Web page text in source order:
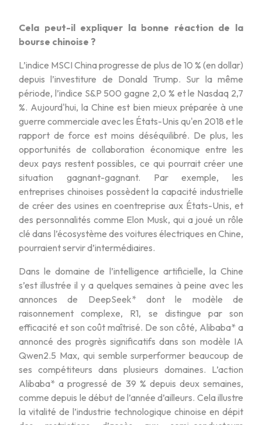
Cela peut-il expliquer la bonne réaction de la
bourse chinoise ?
L’indice MSCI China progresse de plus de 10 % (en dollar)
depuis l’investiture de Donald Trump. Sur la même
période, l’indice S&P 500 gagne 2,0 % et le Nasdaq 2,7
%. Aujourd'hui, la Chine est bien mieux préparée à une
guerre commerciale avec les États-Unis qu'en 2018 et le
rapport de force est moins déséquilibré. De plus, les
opportunités de collaboration économique entre les
deux pays restent possibles, ce qui pourrait créer une
situation gagnant-gagnant. Par exemple, les
entreprises chinoises possèdent la capacité industrielle
de créer des usines en coentreprise aux États-Unis, et
des personnalités comme Elon Musk, qui a joué un rôle
clé dans l’écosystème des voitures électriques en Chine,
pourraient servir d’intermédiaires.
Dans le domaine de l’intelligence artificielle, la Chine
s’est illustrée il y a quelques semaines à peine avec les
annonces de DeepSeek* dont le modèle de
raisonnement complexe, R1, se distingue par son
efficacité et son coût maîtrisé. De son côté, Alibaba* a
annoncé des progrès significatifs dans son modèle IA
Qwen2.5 Max, qui semble surperformer beaucoup de
ses compétiteurs dans plusieurs domaines. L’action
Alibaba* a progressé de 39 % depuis deux semaines,
comme depuis le début de l’année d’ailleurs. Cela illustre
la vitalité de l’industrie technologique chinoise en dépit